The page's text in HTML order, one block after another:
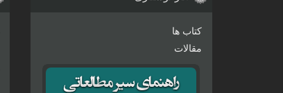
کتاب ها
مقالات